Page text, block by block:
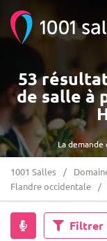
La
53
de salle à
1001 Salles
Flandre occidentale
Filtrer